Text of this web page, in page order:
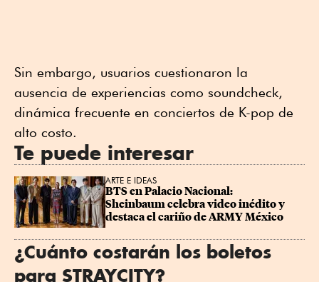
Sin embargo, usuarios cuestionaron la
ausencia de experiencias como soundcheck,
dinámica frecuente en conciertos de K-pop de
alto costo.
Te puede interesar
ARTE E IDEAS
BTS en Palacio Nacional:
Sheinbaum celebra video inédito y
destaca el cariño de ARMY México
¿Cuánto costarán los boletos
para STRAYCITY?